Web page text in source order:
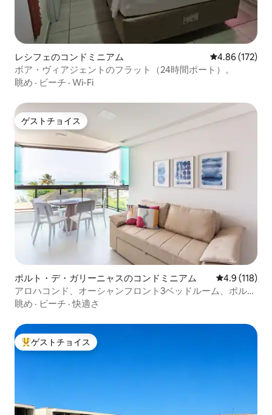
レシフェのコンドミニアム レビュー172
4.86 (172)
ボア・ヴィアジェントのフラット（24時間ポート）。
眺め · ビーチ · Wi-Fi
ゲストチョイス
ゲストチョイス
ポルト・デ・ガリーニャスのコンドミニアム レビュー118
4.9 (118)
アロハコンド、オーシャンフロント3ベッドルーム、ポルト
ガリーニャス
眺め · ビーチ ·快適さ
大好評のゲストチョイスです。
ゲストチョイス